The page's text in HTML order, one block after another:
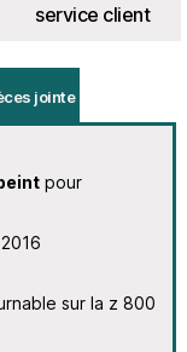
service client
jointe
pour
sur la z 800